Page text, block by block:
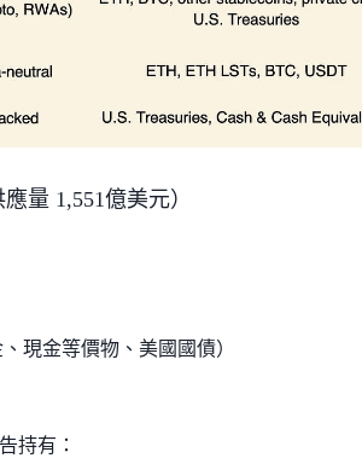
量 1,551億美元）
現金等價物、美國國債）
持有：